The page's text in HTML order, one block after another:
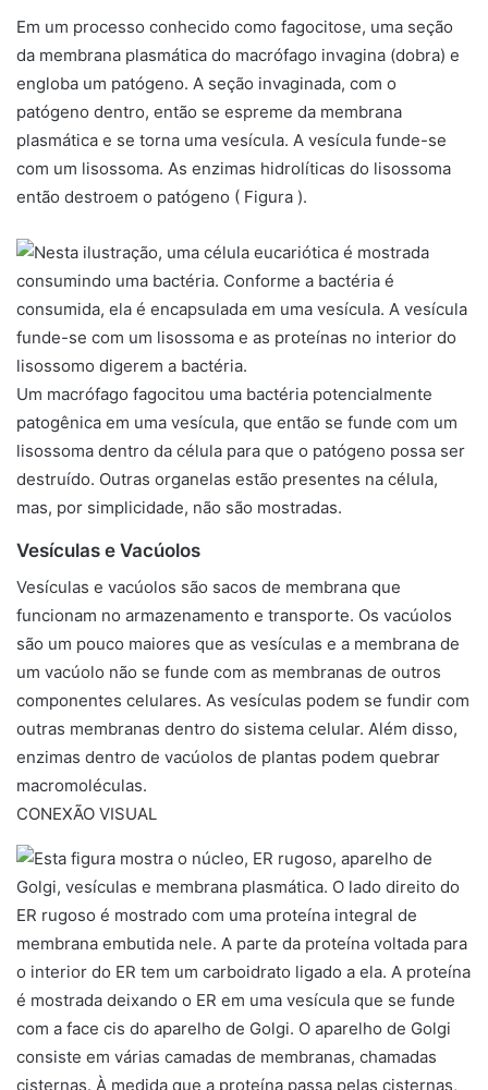
Em um processo conhecido como fagocitose, uma seção
da membrana plasmática do macrófago invagina (dobra) e
engloba um patógeno. A seção invaginada, com o
patógeno dentro, então se espreme da membrana
plasmática e se torna uma vesícula. A vesícula funde-se
com um lisossoma. As enzimas hidrolíticas do lisossoma
então destroem o patógeno ( Figura ).
Um macrófago fagocitou uma bactéria potencialmente
patogênica em uma vesícula, que então se funde com um
lisossoma dentro da célula para que o patógeno possa ser
destruído. Outras organelas estão presentes na célula,
mas, por simplicidade, não são mostradas.
Vesículas e Vacúolos
Vesículas e vacúolos são sacos de membrana que
funcionam no armazenamento e transporte. Os vacúolos
são um pouco maiores que as vesículas e a membrana de
um vacúolo não se funde com as membranas de outros
componentes celulares. As vesículas podem se fundir com
outras membranas dentro do sistema celular. Além disso,
enzimas dentro de vacúolos de plantas podem quebrar
macromoléculas.
CONEXÃO VISUAL